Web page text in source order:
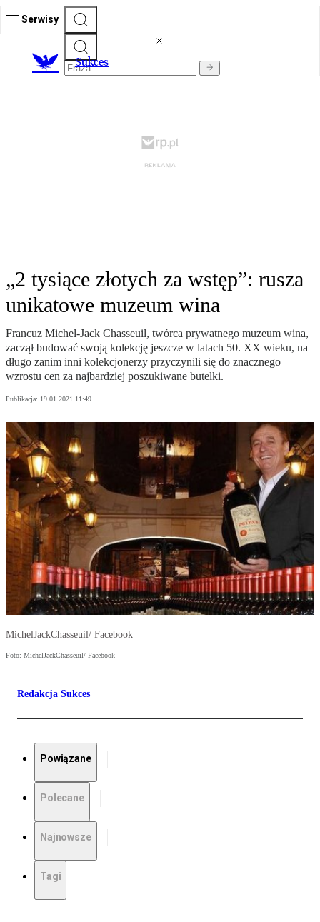
Serwisy
Sukces
„2 tysiące złotych za wstęp”: rusza
unikatowe muzeum wina
Francuz Michel-Jack Chasseuil, twórca prywatnego muzeum wina,
zaczął budować swoją kolekcję jeszcze w latach 50. XX wieku, na
długo zanim inni kolekcjonerzy przyczynili się do znacznego
wzrostu cen za najbardziej poszukiwane butelki.
Publikacja: 19.01.2021 11:49
MichelJackChasseuil/ Facebook
Foto: MichelJackChasseuil/ Facebook
Redakcja Sukces
Powiązane
Polecane
Najnowsze
Tagi